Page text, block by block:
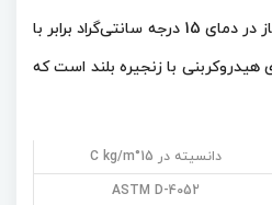
چگالی یک مایع، نشان‌دهنده فشردگی مولکول‌های آن است. چگالی روغن به واحد کیلوگرم بر لیتر (kg/L) یا گرم بر میلی‌لیتر (g/mL) اندازه‌گیری می‌شود. چگالی روغن بهران 20/50 تکتاز در دمای 15 درجه سانتی‌گراد برابر با
با زنجیره بلند است که
دانسیته در 15°C kg/m
ASTM D-4052